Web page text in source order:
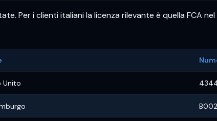
Per i clienti italiani la licenza rilevante è quella FCA
Unito